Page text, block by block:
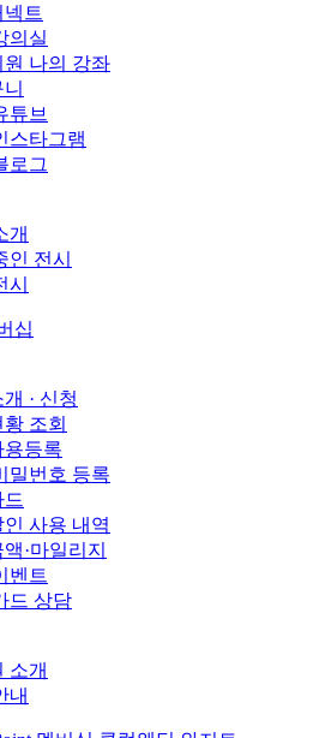
넥트
의실
원 나의 강좌
튜브
스타그램
로그
개
인 전시
시
십
· 신청
조회
용등록
밀번호 등록
드
인 사용 내역
·마일리지
벤트
드 상담
소개
내